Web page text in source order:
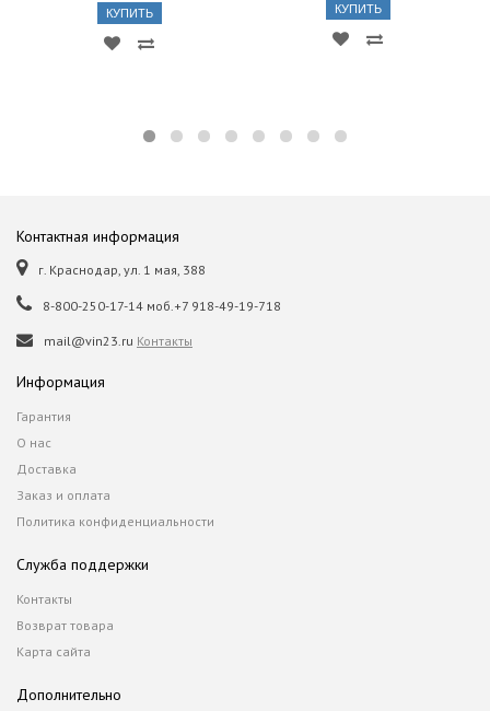
КУПИТЬ КУПИТЬ
Контактная информация
г. Краснодар, ул. 1 мая, 388
8-800-250-17-14 моб.+7 918-49-19-718
mail@vin23.ru Контакты
Информация
Гарантия
О нас
Доставка
Заказ и оплата
Политика конфиденциальности
Служба поддержки
Контакты
Возврат товара
Карта сайта
Дополнительно